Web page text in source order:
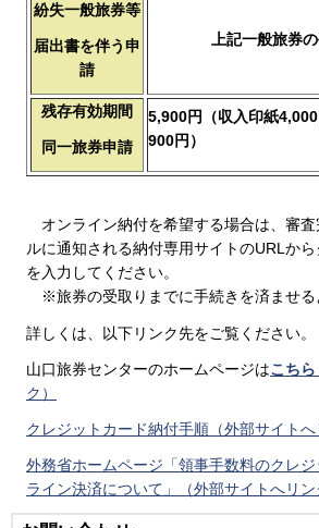
紛失一般旅券等
届出書を伴う申
請
上記一般旅券
残存有効期間
同一旅券申請
5,900円（収入印紙
900円）
オンライン納付を希望する場合は、審査
ルに通知される納付専用サイトのURLか
を入力してください。
※旅券の受取りまでに手続きを済ませる
詳しくは、以下リンク先をご覧ください。
山口旅券センターのホームページはこちら
ク）
クレジットカード納付手順（外部サイトへ
外務省ホームページ「領事手数料のクレ
ライン決済について」（外部サイトへリン